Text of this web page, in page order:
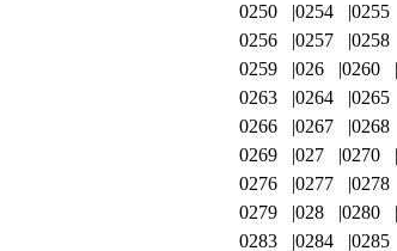
0250
0254
0255
0256
0257
0258
0259
026 0260
0263
0264
0265
0266
0267
0268
0269
027 0270
0276
0277
0278
0279
028 0280
0283
0284
0285